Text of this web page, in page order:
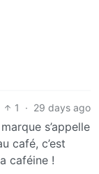
1 · 29 days ago
s’appelle
café, c’est
caféine !